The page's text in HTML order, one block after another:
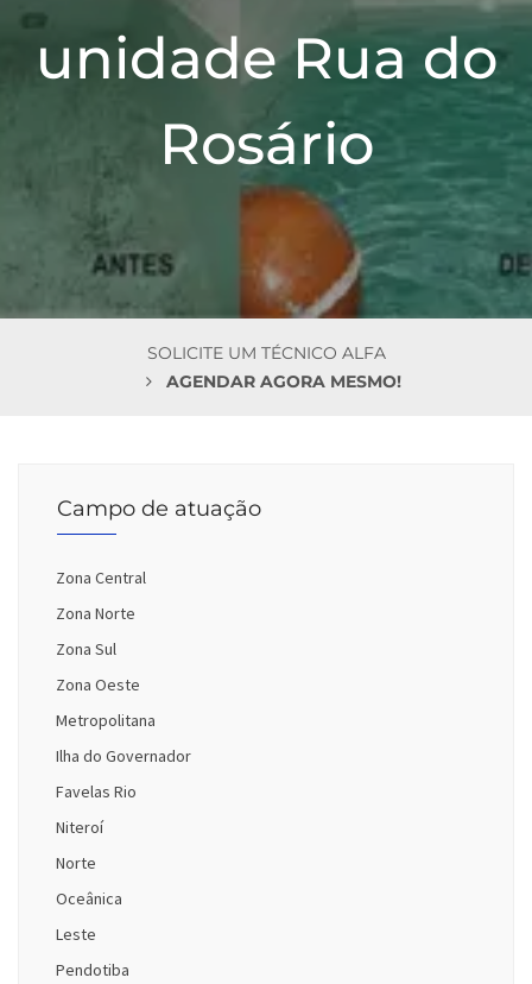
unidade Rua do
Rosário
SOLICITE UM TÉCNICO ALFA
AGENDAR AGORA MESMO!
Campo de atuação
Zona Central
Zona Norte
Zona Sul
Zona Oeste
Metropolitana
Ilha do Governador
Favelas Rio
Niteroí
Norte
Oceânica
Leste
Pendotiba